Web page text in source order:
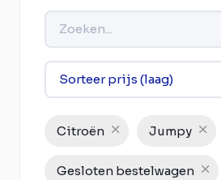
Citroën Jumpy
Gesloten bestelwagen